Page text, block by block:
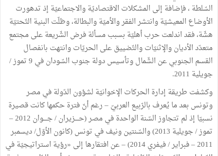
السّلطة ، فإضافة إلى المشكلات الاقتصاديّة والاجتماعيّة إذ تدهورت
الأوضاع المعيشيّة وانتشر الفقر والأميّة والبطالة، وظلّت البنية التّحتيّة
هشّة، فقد اندلعت حرب أهليّة بسبب مسألة فرض الشّريعة على مجتمع
متعدّد الأديان والإثنيّات والتّضييق على الحريّات وانتهت بانفصال
القسم الجنوبي عن الشّمال وتأسيس دولة جنوب السّودان في 9 تموز /
جويلية 2011.
وكشفت طريقة إدارة الحركات الإخوانيّة لشؤون الدّولة في مصر
وتونس بعد ما يُعرف بالرّبيع العربيّ – رغم أنّ فترة حكمها كانت قصيرة
نسبيّا إذ لم تتجاوز السّنة الواحدة في مصر (حــــزيران / جــــوان 2012 –
تموز / جويلية 2013) والسّنتين ونيف في تونس (كانون الأوّل/ ديسمبر
2011 – فبراير / فيفري 2014) – عن افتقارها إلى «رؤية استراتيجيّة في